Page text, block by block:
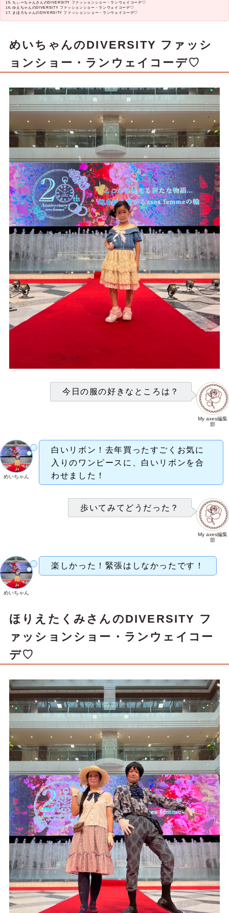
ちぃーちゃんさんのDIVERSITY ファッションショー・ランウェイコーデ♡
ゆえちゃんのDIVERSITY ファッションショー・ランウェイコーデ♡
まほろちゃんのDIVERSITY ファッションショー・ランウェイコーデ♡
めいちゃんのDIVERSITY ファッシ
ョンショー・ランウェイコーデ♡
My axes編集
部
今日の服の好きなところは？
めいちゃん
白いリボン！去年買ったすごくお気に
入りのワンピースに、白いリボンを合
わせました！
My axes編集
部
歩いてみてどうだった？
めいちゃん
楽しかった！緊張はしなかったです！
ほりえたくみさんのDIVERSITY フ
ァッションショー・ランウェイコー
デ♡